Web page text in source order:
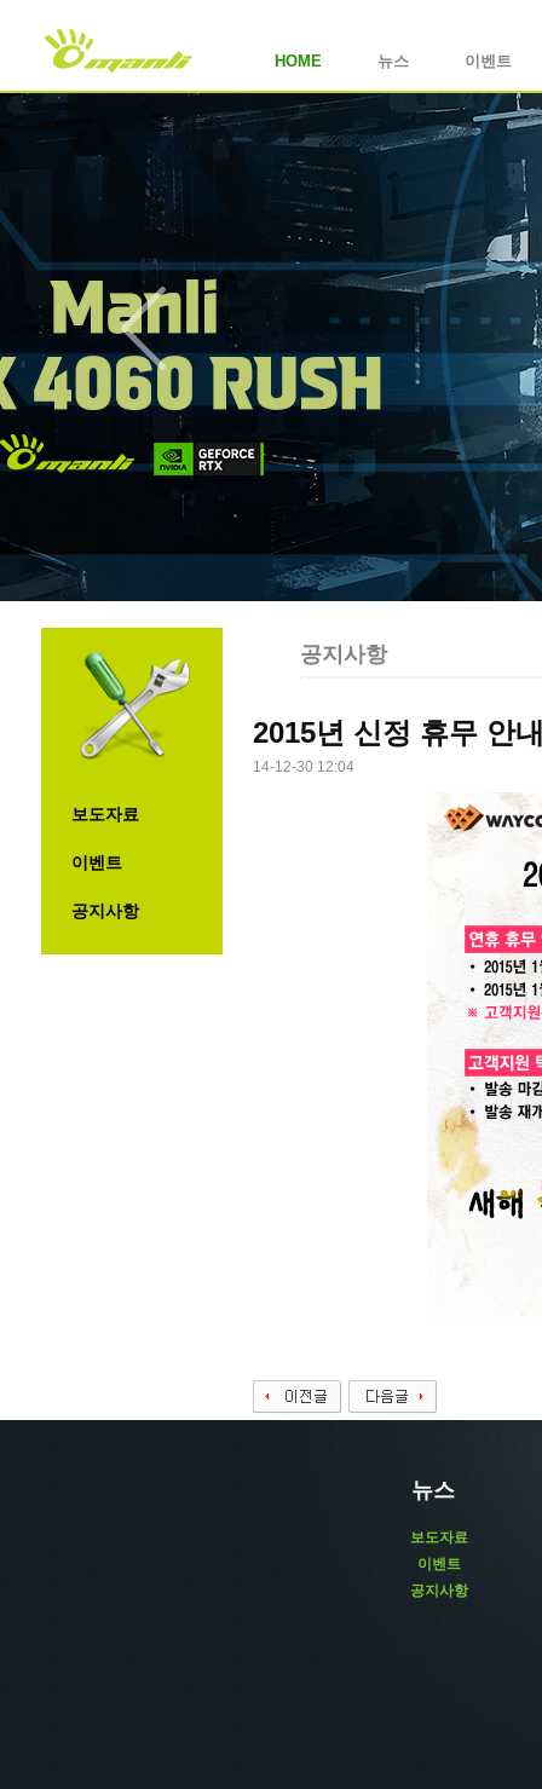
HOME 뉴스 이벤트
보도자료
이벤트
공지사항
공지사항
2015년 신정 휴무 안
14-12-30 12:04
뉴스
보도자료
이벤트
공지사항